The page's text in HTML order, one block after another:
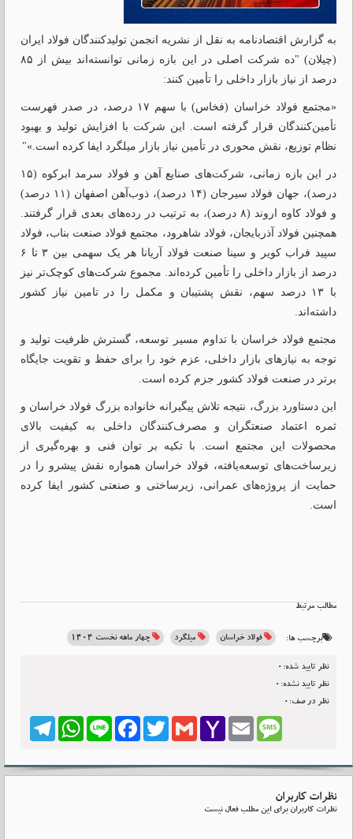
به گزارش اقتصادنامه به نقل از نشریه انجمن تولیدکنندگان فولاد ایران
(چیلان) "ده شرکت اصلی در این بازه زمانی توانسته‌اند بیش از ۸۵
درصد از نیاز بازار داخلی را تأمین کنند:
«مجتمع فولاد خراسان (فخاس) با سهم ۱۷ درصد، در صدر فهرست
تأمین‌کنندگان قرار گرفته است. این شرکت با افزایش تولید و بهبود
نظام توزیع، نقش محوری در تأمین نیاز بازار میلگرد ایفا کرده است.»"
در این بازه زمانی، شرکت‌های صنایع آهن و فولاد سرمد ابرکوه (۱۵
درصد)، جهان فولاد سیرجان (۱۴ درصد)، ذوب‌آهن اصفهان (۱۱ درصد)
و فولاد کاوه اروند (۸ درصد)، به ترتیب در رده‌های بعدی قرار گرفتند.
همچنین فولاد آذربایجان، فولاد شاهرود، مجتمع فولاد صنعت بناب، فولاد
سپید فراب کویر و سینا صنعت فولاد آریانا هر یک سهمی بین ۳ تا ۶
درصد از بازار داخلی را تأمین کرده‌اند. مجموع شرکت‌های کوچک‌تر نیز
با ۱۳ درصد سهم، نقش پشتیبان و مکمل را در تامین نیاز کشور
داشته‌اند.
مجتمع فولاد خراسان با تداوم مسیر توسعه، گسترش ظرفیت تولید و
توجه به نیازهای بازار داخلی، عزم خود را برای حفظ و تقویت جایگاه
برتر در صنعت فولاد کشور جزم کرده است.
این دستاورد بزرگ، نتیجه تلاش پیگیرانه خانواده بزرگ فولاد خراسان و
ثمره اعتماد صنعتگران و مصرف‌کنندگان داخلی به کیفیت بالای
محصولات این مجتمع است. با تکیه بر توان فنی و بهره‌گیری از
زیرساخت‌های توسعه‌یافته، فولاد خراسان همواره نقش پیشرو را در
حمایت از پروژه‌های عمرانی، زیرساختی و صنعتی کشور ایفا کرده
است.
مطالب مرتبط
برچسب ها: فولاد خراسان میلگرد چهار ماهه نخست ۱۴۰۴
نظر تایید شده:0
نظر تایید نشده:0
نظر در صف:0
TelegramWhatsApp LineFacebook Twitter Gmail
Yahoo
Email Message
نظرات کاربران
نظرات کاربران برای این مطلب فعال نیست